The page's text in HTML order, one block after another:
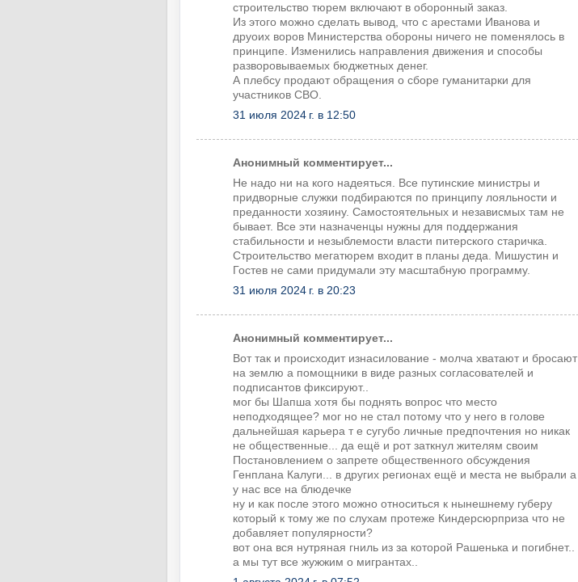
строительство тюрем включают в оборонный заказ.
Из этого можно сделать вывод, что с арестами Иванова и
друоих воров Министерства обороны ничего не поменялось в
принципе. Изменились направления движения и способы
разворовываемых бюджетных денег.
А плебсу продают обращения о сборе гуманитарки для
участников СВО.
31 июля 2024 г. в 12:50
Анонимный комментирует...
Не надо ни на кого надеяться. Все путинские министры и
придворные служки подбираются по принципу лояльности и
преданности хозяину. Самостоятельных и независмых там не
бывает. Все эти назначенцы нужны для поддержания
стабильности и незыблемости власти питерского старичка.
Строительство мегатюрем входит в планы деда. Мишустин и
Гостев не сами придумали эту масштабную программу.
31 июля 2024 г. в 20:23
Анонимный комментирует...
Вот так и происходит изнасилование - молча хватают и бросают
на землю а помощники в виде разных согласователей и
подписантов фиксируют..
мог бы Шапша хотя бы поднять вопрос что место
неподходящее? мог но не стал потому что у него в голове
дальнейшая карьера т е сугубо личные предпочтения но никак
не общественные... да ещё и рот заткнул жителям своим
Постановлением о запрете общественного обсуждения
Генплана Калуги... в других регионах ещё и места не выбрали а
у нас все на блюдечке
ну и как после этого можно относиться к нынешнему губеру
который к тому же по слухам протеже Киндерсюрприза что не
добавляет популярности?
вот она вся нутряная гниль из за которой Рашенька и погибнет..
а мы тут все жужжим о мигрантах..